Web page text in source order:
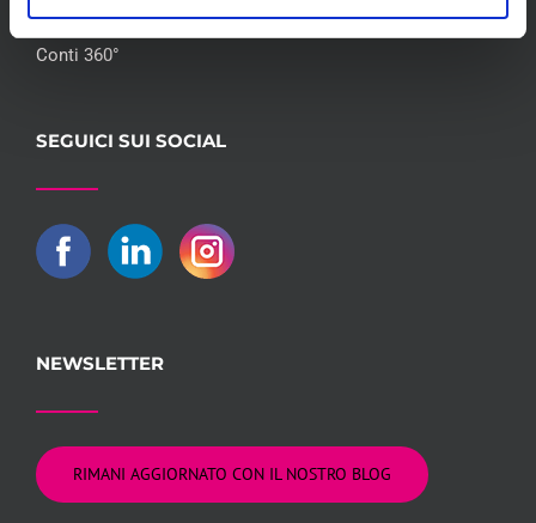
Conti 360°
SEGUICI SUI SOCIAL
NEWSLETTER
RIMANI AGGIORNATO CON IL NOSTRO BLOG